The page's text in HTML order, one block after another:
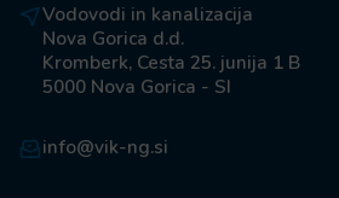
Vodovodi in kanalizacija
Nova Gorica d.d.
Kromberk, Cesta 25. junija 1 B
5000 Nova Gorica - SI
info@vik-ng.si